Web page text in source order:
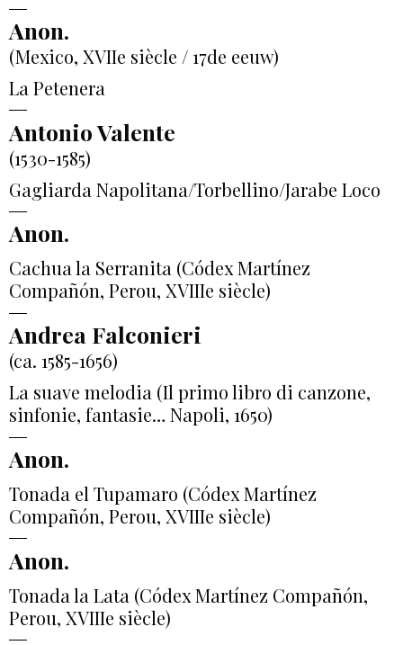
Anon.
(Mexico, XVIIe siècle / 17de eeuw)
La Petenera
Antonio Valente
(1530-1585)
Gagliarda Napolitana/Torbellino/Jarabe Loco
Anon.
Cachua la Serranita (Códex Martínez
Compañón, Perou, XVIIIe siècle)
Andrea Falconieri
(ca. 1585-1656)
La suave melodia (Il primo libro di canzone,
sinfonie, fantasie… Napoli, 1650)
Anon.
Tonada el Tupamaro (Códex Martínez
Compañón, Perou, XVIIIe siècle)
Anon.
Tonada la Lata (Códex Martínez Compañón,
Perou, XVIIIe siècle)